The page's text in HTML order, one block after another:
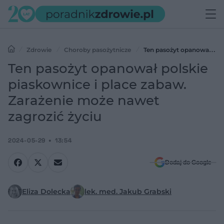
Zdrowie Choroby pasożytnicze
Ten pasożyt opanował
polskie piaskownice i place zabaw. Zarażenie może nawet zagrozić
Ten pasożyt opanował polskie
piaskownice i place zabaw.
Zarażenie może nawet
zagrozić życiu
2024-05-29 13:54
Dodaj do Google
Eliza Dolecka lek. med. Jakub Grabski